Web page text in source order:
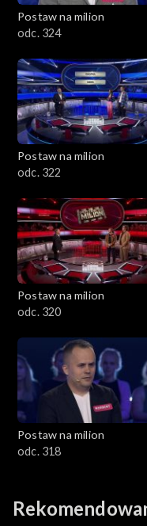
Postaw na milion
odc. 324
Postaw na milion
odc. 322
Postaw na milion
odc. 320
Postaw na milion
odc. 318